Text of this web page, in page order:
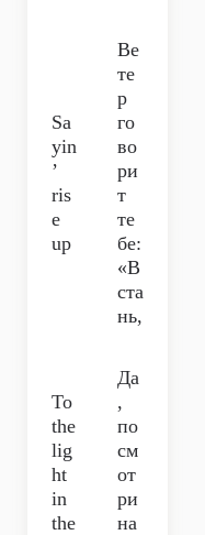
Sa
yin
’
ris
e
up
Ве
те
р
го
во
ри
т
те
бе:
«В
ста
нь,
To
the
lig
ht
in
the
Да
,
по
см
от
ри
на